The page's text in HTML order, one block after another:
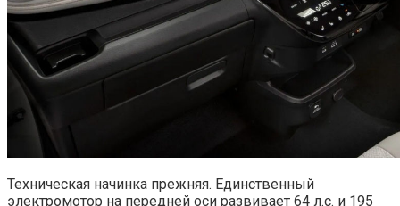
Техническая начинка прежняя. Единственный
электромотор на передней оси развивает 64 л.с. и 195